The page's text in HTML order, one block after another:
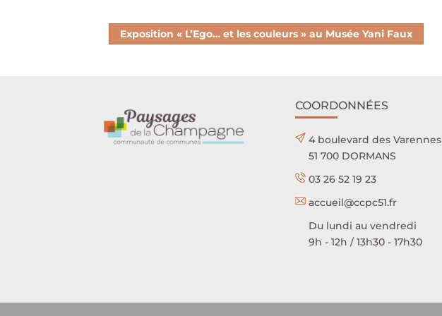
Exposition « L’Ego… et les couleurs » au Musée Yani Faux
COORDONNÉES
4 boulevard des Varennes
51 700 DORMANS
03 26 52 19 23
accueil@ccpc51.fr
Du lundi au vendredi
9h - 12h / 13h30 - 17h30